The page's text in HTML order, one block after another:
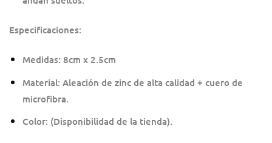
Especificaciones:
Medidas: 8cm x 2.5cm
Material: Aleación de zinc de alta calidad + cuero de
microfibra.
Color: (Disponibilidad de la tienda).